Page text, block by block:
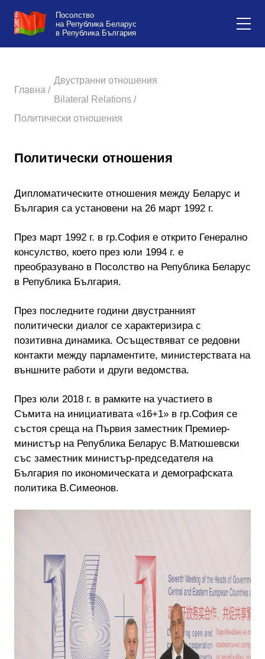
Посолство
на Република Беларус
в Република България
Главна /
Двустранни отношения
Bilateral Relations /
Политически отношения
Политически отношения
Дипломатическите отношения между Беларус и
България са установени на 26 март 1992 г.
През март 1992 г. в гр.София е открито Генерално
консулство, което през юли 1994 г. е
преобразувано в Посолство на Република Беларус
в Република България.
През последните години двустранният
политически диалог се характеризира с
позитивна динамика. Осъществяват се редовни
контакти между парламентите, министерствата на
външните работи и други ведомства.
През юли 2018 г. в рамките на участието в
Съмита на инициативата «16+1» в гр.София се
състоя среща на Първия заместник Премиер-
министър на Република Беларус В.Матюшевски
със заместник министър-председателя на
България по икономическата и демографската
политика В.Симеонов.